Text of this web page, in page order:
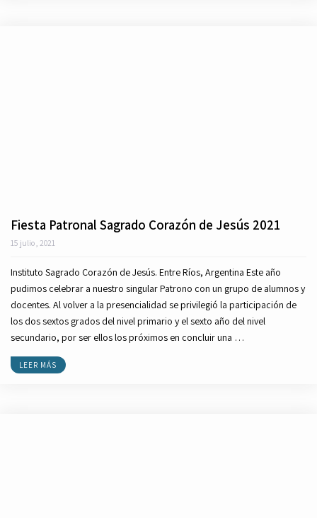
Fiesta Patronal Sagrado Corazón de Jesús 2021
15 julio, 2021
Instituto Sagrado Corazón de Jesús. Entre Ríos, Argentina Este año
pudimos celebrar a nuestro singular Patrono con un grupo de alumnos y
docentes. Al volver a la presencialidad se privilegió la participación de
los dos sextos grados del nivel primario y el sexto año del nivel
secundario, por ser ellos los próximos en concluir una …
LEER MÁS